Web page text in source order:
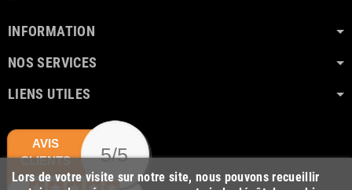
INFORMATION
NOS SERVICES
LIENS UTILES
Lors de votre visite sur notre site, nous pouvons recueillir
AVIS
CLIENTS
5/5